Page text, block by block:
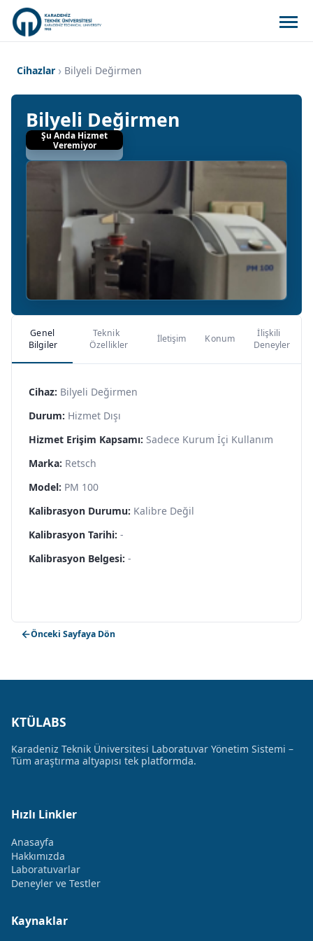
Cihazlar Bilyeli Değirmen
Bilyeli Değirmen
Test Talep Et
Şu Anda Hizmet
Veremiyor
Genel
Bilgiler
Teknik
Özellikler
İletişim Konum
İlişkili
Deneyler
Cihaz: Bilyeli Değirmen
Durum: Hizmet Dışı
Hizmet Erişim Kapsamı: Sadece Kurum İçi Kullanım
Marka: Retsch
Model: PM 100
Kalibrasyon Durumu: Kalibre Değil
Kalibrasyon Tarihi: -
Kalibrasyon Belgesi: -
Önceki Sayfaya Dön
KTÜLABS
Karadeniz Teknik Üniversitesi Laboratuvar Yönetim Sistemi –
Tüm araştırma altyapısı tek platformda.
Hızlı Linkler
Anasayfa
Hakkımızda
Laboratuvarlar
Deneyler ve Testler
Kaynaklar